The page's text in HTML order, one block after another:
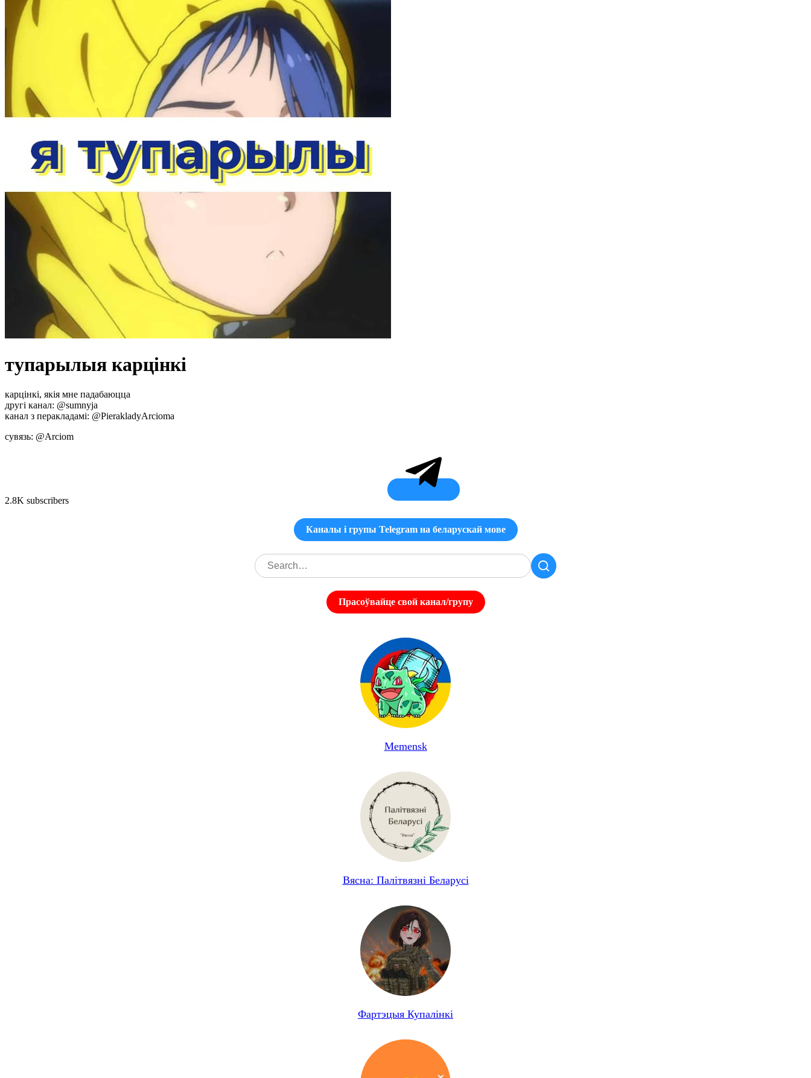
тупарылыя карцінкі
карцінкі, якія мне падабаюцца
другі канал: @sumnyja
канал з перакладамі: @PierakladyArcioma
сувязь: @Arciom
2.8K subscribers
Каналы і групы Telegram на беларускай мове
Прасоўвайце свой канал/групу
Memensk
Вясна: Палітвязні Беларусі
Фартэцыя Купалінкі